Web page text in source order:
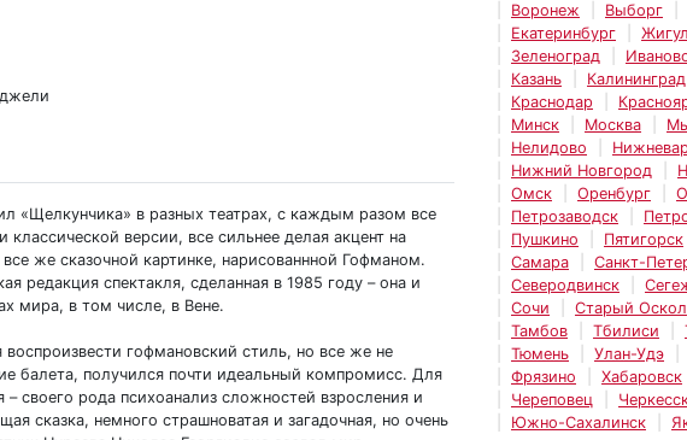
«Щелкунчика» в разных театрах, с каждым разом все
версии, все сильнее делая акцент на
же сказочной картинке, нарисованнной Гофманом.
редакция спектакля, сделанная в 1985 году – она и
мира, в том числе, в Вене.
гофмановский стиль, но все же не
балета, получился почти идеальный компромисс. Для
своего рода психоанализ сложностей взросления и
сказка, немного страшноватая и загадочная, но очень
Воронеж
Выборг
Екатеринбург
Зеленоград
Казань
Калининград
Краснодар
Минск
Москва
Нелидово
Нижний Новгород
Омск
Оренбург
Петрозаводск
Пушкино
Пятигорск
Самара
Санкт-
Северодвинск
Сочи
Старый Оскол
Тамбов
Тбилиси
Тюмень
Улан-Удэ
Фрязино
Хабаровск
Череповец
Южно-Сахалинск